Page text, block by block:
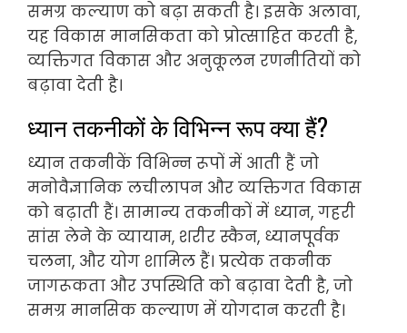
समग्र कल्याण को बढ़ा सकती है। इसके अलावा,
यह विकास मानसिकता को प्रोत्साहित करती है,
व्यक्तिगत विकास और अनुकूलन रणनीतियों को
बढ़ावा देती है।
ध्यान तकनीकों के विभिन्न रूप क्या हैं?
ध्यान तकनीकें विभिन्न रूपों में आती हैं जो
मनोवैज्ञानिक लचीलापन और व्यक्तिगत विकास
को बढ़ाती हैं। सामान्य तकनीकों में ध्यान, गहरी
सांस लेने के व्यायाम, शरीर स्कैन, ध्यानपूर्वक
चलना, और योग शामिल हैं। प्रत्येक तकनीक
जागरूकता और उपस्थिति को बढ़ावा देती है, जो
समग्र मानसिक कल्याण में योगदान करती है।